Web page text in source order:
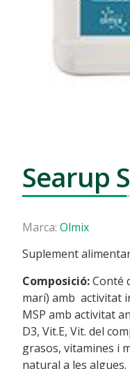
Searup
Marca: Olmix
Suplement
Composició:Conté
marí) amb activitat
MSP amb activitat
D3, Vit.E, Vit. del
grasos, vitamines i
natural a les algues.